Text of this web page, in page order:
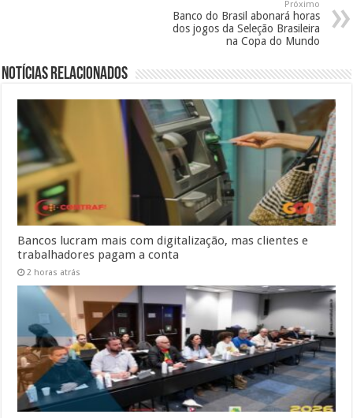
Próximo
Banco do Brasil abonará horas
dos jogos da Seleção Brasileira
na Copa do Mundo
Notícias Relacionados
Bancos lucram mais com digitalização, mas clientes e
trabalhadores pagam a conta
2 horas atrás